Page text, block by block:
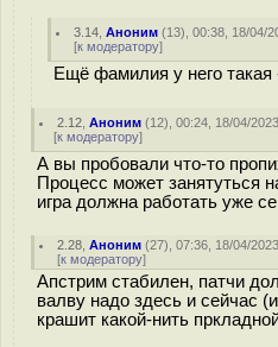
3.14 ,Аноним (13), 00:38, 18/04/
[к модератору]
Ещё фамилия у него такая
2.12 ,Аноним (12), 00:24, 18/04/
[к модератору]
А вы пробовали что-то
Процесс может занятуться
игра должна работать уже
2.28 ,Аноним (27), 07:36, 18/04/
[к модератору]
Апстрим стабилен, патчи
валву надо здесь и сейчас
крашит какой-нить